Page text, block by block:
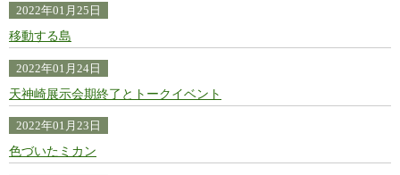
2022年01月25日
移動する島
2022年01月24日
天神崎展示会期終了とトークイベント
2022年01月23日
色づいたミカン